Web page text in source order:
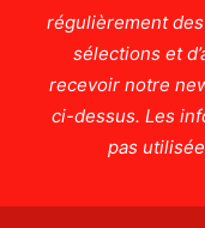
régulièrement
sélections et
recevoir notre
ci-dessus. Les
pas